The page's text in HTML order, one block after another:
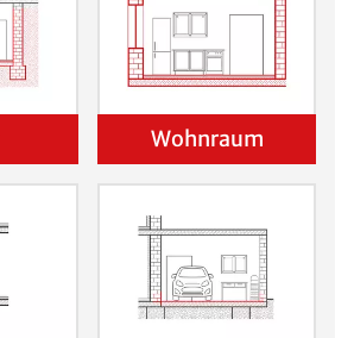
Wohnraum